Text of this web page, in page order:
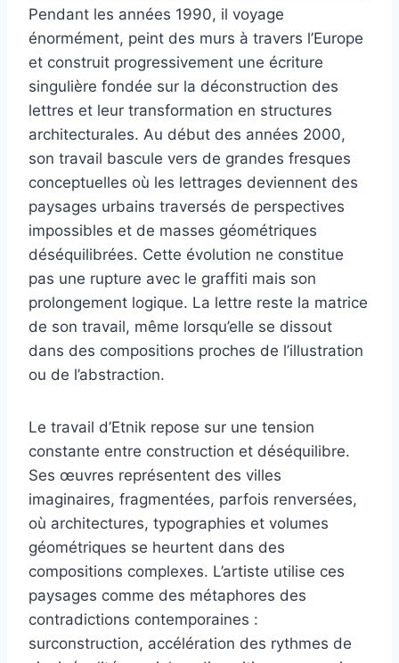
Pendant les années 1990, il voyage
énormément, peint des murs à travers l’Europe
et construit progressivement une écriture
singulière fondée sur la déconstruction des
lettres et leur transformation en structures
architecturales. Au début des années 2000,
son travail bascule vers de grandes fresques
conceptuelles où les lettrages deviennent des
paysages urbains traversés de perspectives
impossibles et de masses géométriques
déséquilibrées. Cette évolution ne constitue
pas une rupture avec le graffiti mais son
prolongement logique. La lettre reste la matrice
de son travail, même lorsqu’elle se dissout
dans des compositions proches de l’illustration
ou de l’abstraction.
Le travail d’Etnik repose sur une tension
constante entre construction et déséquilibre.
Ses œuvres représentent des villes
imaginaires, fragmentées, parfois renversées,
où architectures, typographies et volumes
géométriques se heurtent dans des
compositions complexes. L’artiste utilise ces
paysages comme des métaphores des
contradictions contemporaines :
surconstruction, accélération des rythmes de